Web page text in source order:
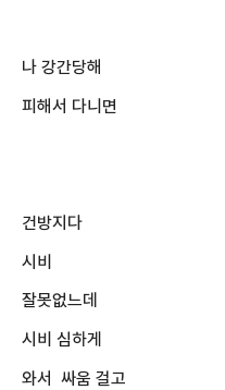
나 강간당해
피해서 다니면
건방지다
시비
잘못없느데
시비 심하게
와서 싸움 걸고